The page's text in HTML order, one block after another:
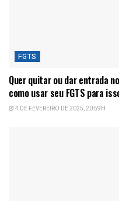
FGTS
Quer quitar ou dar entrada
como usar seu FGTS para
4 DE FEVEREIRO DE 2025, 20:59H